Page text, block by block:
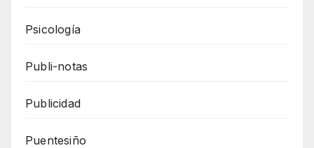
Psicología
Publi-notas
Publicidad
Puentesiño